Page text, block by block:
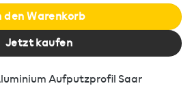
den Warenkorb
Jetzt kaufen
Aufputzprofil Saar